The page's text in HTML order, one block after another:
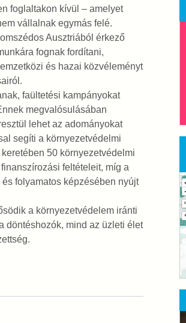
foglaltakon kívül – amelyet
vállalnak egymás felé.
Ausztriából érkező
fognak fordítani,
és hazai közvéleményt
faültetési kampányokat
megvalósulásában
lehet az adományokat
segíti a környezetvédelmi
50 környezetvédelmi
feltételeit, míg a
folyamatos képzésében nyújt
a környezetvédelem iránti
döntéshozók, mind az üzleti élet